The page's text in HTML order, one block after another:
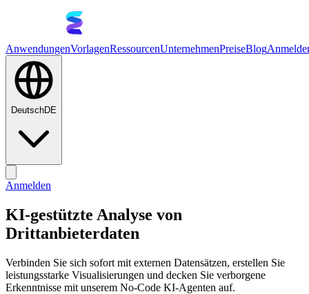
AnwendungenVorlagenRessourcenUnternehmenPreiseBlog
DeutschDE
Anmelden
KI-gestützte Analyse von
Drittanbieterdaten
Verbinden Sie sich sofort mit externen Datensätzen, erstellen Sie
leistungsstarke Visualisierungen und decken Sie verborgene
Erkenntnisse mit unserem No-Code KI-Agenten auf.